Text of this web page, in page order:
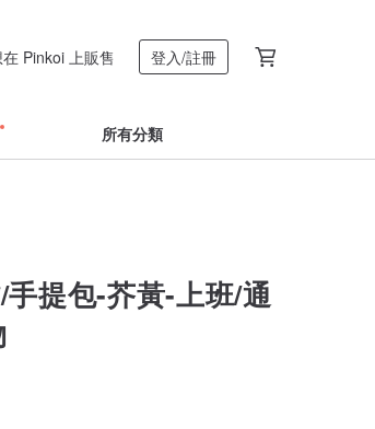
Pinkoi 上販售 登入/註冊
所有分類
提包-芥黃-上班/通